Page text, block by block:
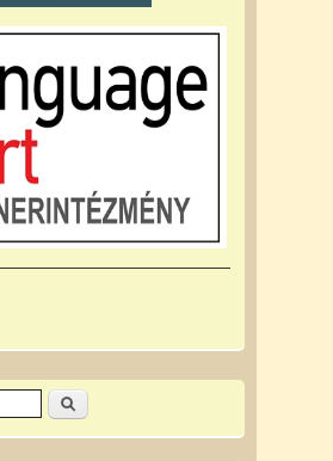
űrlap
Keresés